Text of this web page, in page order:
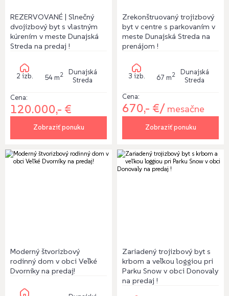
REZERVOVANÉ | Slnečný
dvojizbový byt s vlastným
kúrením v meste Dunajská
Streda na predaj !
2 izb. 54 m2
Dunajská
Streda
Cena:
120.000,- €
Zobraziť ponuku
Zrekonštruovaný trojizbový
byt v centre s parkovaním v
meste Dunajská Streda na
prenájom !
3 izb. 67 m2
Dunajská
Streda
Cena:
670,- €/ mesačne
Zobraziť ponuku
Moderný štvorizbový
rodinný dom v obci Veľké
Dvorníky na predaj!
Zariadený trojizbový byt s
krbom a veľkou loggiou pri
Parku Snow v obci Donovaly
na predaj !